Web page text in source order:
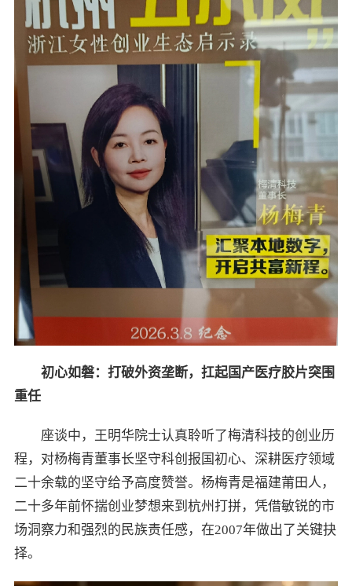
初心如磐：打破外资垄断，扛起国产医疗胶片突围
重任
座谈中，王明华院士认真聆听了梅清科技的创业历
程，对杨梅青董事长坚守科创报国初心、深耕医疗领域
二十余载的坚守给予高度赞誉。杨梅青是福建莆田人，
二十多年前怀揣创业梦想来到杭州打拼，凭借敏锐的市
场洞察力和强烈的民族责任感，在2007年做出了关键抉
择。